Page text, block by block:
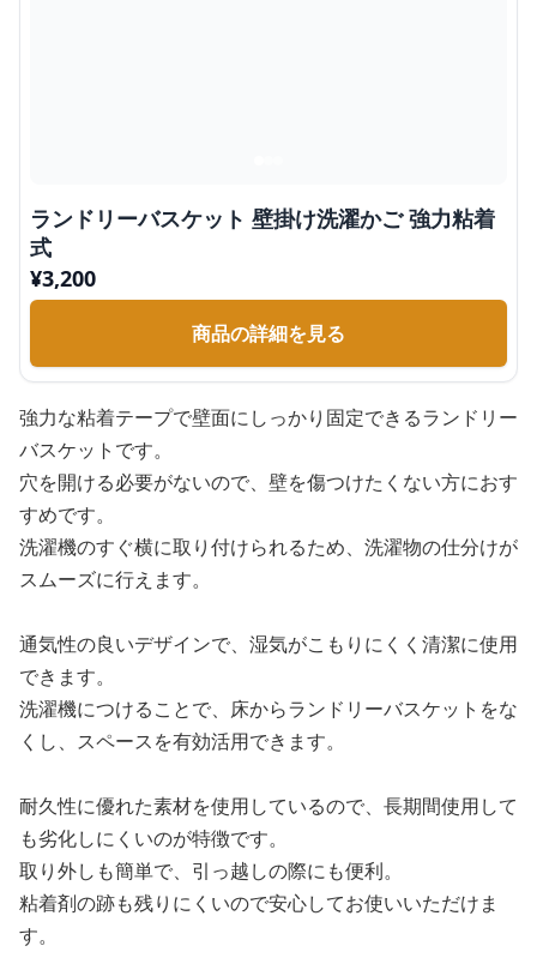
ランドリーバスケット 壁掛け洗濯かご 強力粘着
式
¥3,200
商品の詳細を見る
強力な粘着テープで壁面にしっかり固定できるランドリー
バスケットです。
穴を開ける必要がないので、壁を傷つけたくない方におす
すめです。
洗濯機のすぐ横に取り付けられるため、洗濯物の仕分けが
スムーズに行えます。
通気性の良いデザインで、湿気がこもりにくく清潔に使用
できます。
洗濯機につけることで、床からランドリーバスケットをな
くし、スペースを有効活用できます。
耐久性に優れた素材を使用しているので、長期間使用して
も劣化しにくいのが特徴です。
取り外しも簡単で、引っ越しの際にも便利。
粘着剤の跡も残りにくいので安心してお使いいただけま
す。